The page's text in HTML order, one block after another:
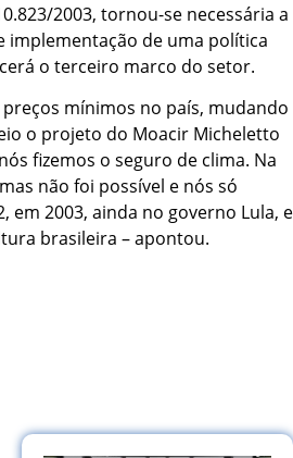
2003, tornou-se necessária a
implementação de uma política
o terceiro marco do setor.
mínimos no país, mudando
o projeto do Moacir Micheletto
fizemos o seguro de clima. Na
não foi possível e nós só
em 2003, ainda no governo Lula, e
brasileira – apontou.